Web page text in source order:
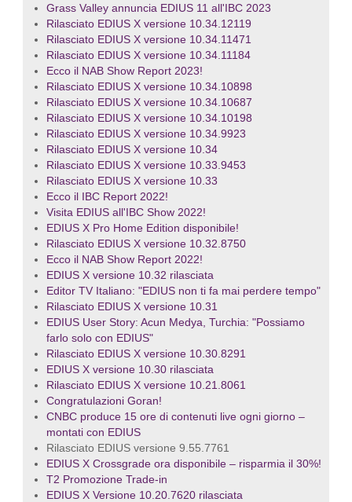
Grass Valley annuncia EDIUS 11 all'IBC 2023
Rilasciato EDIUS X versione 10.34.12119
Rilasciato EDIUS X versione 10.34.11471
Rilasciato EDIUS X versione 10.34.11184
Ecco il NAB Show Report 2023!
Rilasciato EDIUS X versione 10.34.10898
Rilasciato EDIUS X versione 10.34.10687
Rilasciato EDIUS X versione 10.34.10198
Rilasciato EDIUS X versione 10.34.9923
Rilasciato EDIUS X versione 10.34
Rilasciato EDIUS X versione 10.33.9453
Rilasciato EDIUS X versione 10.33
Ecco il IBC Report 2022!
Visita EDIUS all'IBC Show 2022!
EDIUS X Pro Home Edition disponibile!
Rilasciato EDIUS X versione 10.32.8750
Ecco il NAB Show Report 2022!
EDIUS X versione 10.32 rilasciata
Editor TV Italiano: "EDIUS non ti fa mai perdere tempo"
Rilasciato EDIUS X versione 10.31
EDIUS User Story: Acun Medya, Turchia: "Possiamo
farlo solo con EDIUS"
Rilasciato EDIUS X versione 10.30.8291
EDIUS X versione 10.30 rilasciata
Rilasciato EDIUS X versione 10.21.8061
Congratulazioni Goran!
CNBC produce 15 ore di contenuti live ogni giorno –
montati con EDIUS
Rilasciato EDIUS versione 9.55.7761
EDIUS X Crossgrade ora disponibile – risparmia il 30%!
T2 Promozione Trade-in
EDIUS X Versione 10.20.7620 rilasciata